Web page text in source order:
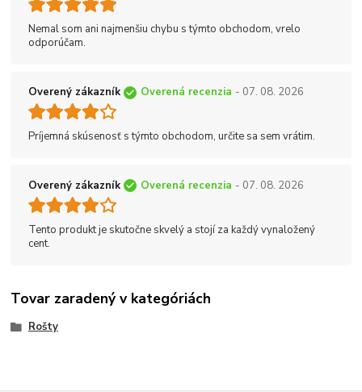
Nemal som ani najmenšiu chybu s týmto obchodom, vrelo
odporúčam.
Overený zákazník Overená recenzia - 07. 08. 2026
Príjemná skúsenosť s týmto obchodom, určite sa sem vrátim.
Overený zákazník Overená recenzia - 07. 08. 2026
Tento produkt je skutočne skvelý a stojí za každý vynaložený
cent.
Tovar zaradený v kategóriách
Rošty